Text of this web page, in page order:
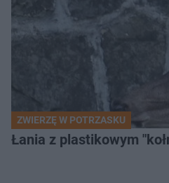
ZWIERZĘ W POTRZASKU
Łania z plastikowym